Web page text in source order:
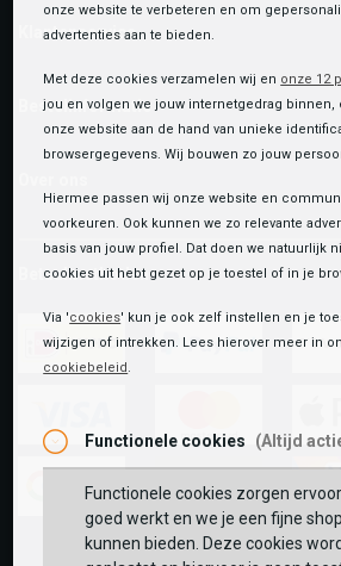
Klantenservice
Bestelinformatie
Betaalmethoden
visa
fashion-
cheque
vvv-
onze website te verbeteren en om
advertenties aan te bieden.
Met deze cookies verzamelen wij en onze 12
jou en volgen we jouw internetgedrag
onze website aan de hand van unieke
browsergegevens. Wij bouwen zo jouw
Hiermee passen wij onze website en
voorkeuren. Ook kunnen we zo relevante
basis van jouw profiel. Dat doen we natuurlijk
cookies uit hebt gezet op je toestel of in je
Via 'cookies' kun je ook zelf instellen en je
wijzigen of intrekken. Lees hierover meer in
cookiebeleid.
Functionele cookies (Altijd
Functionele cookies zorgen
goed werkt en we je een fijne
kunnen bieden. Deze cookies